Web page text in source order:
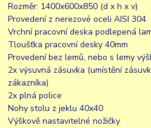
Rozměr: 1400x600x850 (d x h x v)
Provedení z nerezové oceli AISI 304
Vrchní pracovní deska podlepená
Tloušťka pracovní desky 40mm
Provedení bez lemů, nebo s lemy
2x výsuvná zásuvka (umístění
zákazníka)
2x plná police
Nohy stolu z jeklu 40x40
Výškově nastavitelné nožičky